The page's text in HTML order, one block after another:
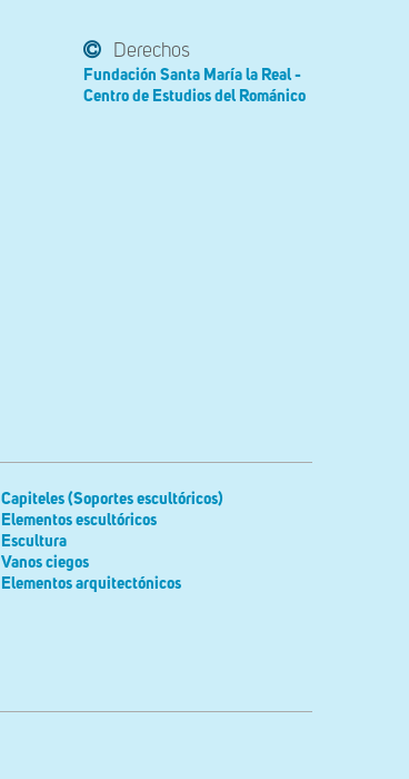
Derechos
Fundación Santa María la Real -
Centro de Estudios del Románico
Capiteles (Soportes escultóricos)
Elementos escultóricos
Escultura
Vanos ciegos
Elementos arquitectónicos